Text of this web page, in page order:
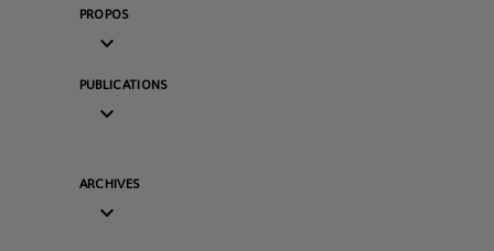
PROPOS

PUBLICATIONS

ARCHIVES
